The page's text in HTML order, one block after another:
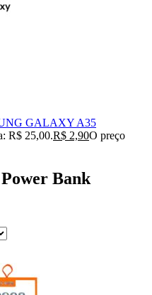
GALAXY A35
R$ 25,00.R$ 2,90O preço
Bank